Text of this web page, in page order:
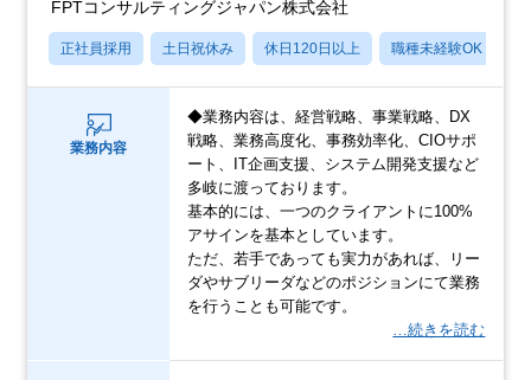
FPTコンサルティングジャパン株式会社
正社員採用 土日祝休み 休日120日以上 職種未経験OK
業務内容
◆業務内容は、経営戦略、事業戦略、DX
戦略、業務高度化、事務効率化、CIOサポ
ート、IT企画支援、システム開発支援など
多岐に渡っております。
基本的には、一つのクライアントに100%
アサインを基本としています。
ただ、若手であっても実力があれば、リー
ダやサブリーダなどのポジションにて業務
を行うことも可能です。
…続きを読む